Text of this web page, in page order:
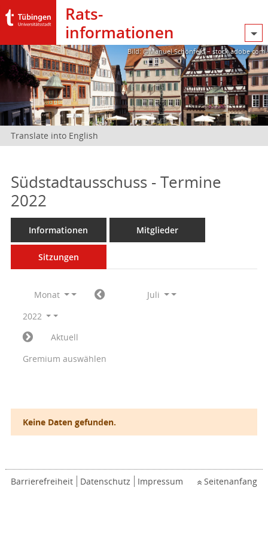
Rats­
informationen
Bild: @Manuel Schönfeld – stock.adobe.com
Translate into English
Südstadtausschuss - Termine
2022
Informationen Mitglieder
Sitzungen
Monat
Juli
2022
Aktuell
Gremium auswählen
Keine Daten gefunden.
Barrierefreiheit Datenschutz Impressum Seitenanfang